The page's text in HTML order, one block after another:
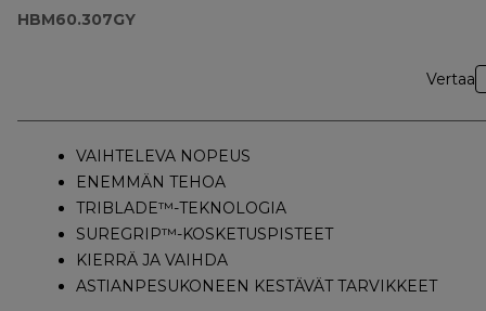
HBM60.307GY
Vertaa
VAIHTELEVA NOPEUS
ENEMMÄN TEHOA
TRIBLADE™-TEKNOLOGIA
SUREGRIP™-KOSKETUSPISTEET
KIERRÄ JA VAIHDA
ASTIANPESUKONEEN KESTÄVÄT TARVIKKEET